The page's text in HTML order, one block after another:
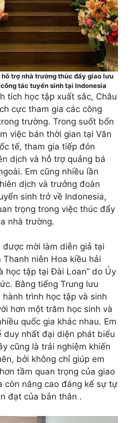
trợ nhà trường thúc đẩy giao lưu
tác tuyển sinh tại Indonesia
tích học tập xuất sắc, Châu
cực tham gia các công
trường. Trong suốt bốn
việc bán thời gian tại Văn
tế, tham gia tiếp đón
dịch và hỗ trợ quảng bá
Em cũng nhiều lần
dịch và trưởng đoàn
sinh trở về Indonesia,
trọng trong việc thúc đẩy
nhà trường.
được mời làm diễn giả tại
Thanh niên Hoa kiều hải
học tập tại Đài Loan” do Ủy
Bằng tiếng Trung lưu
trình học tập và sinh
hơn một trăm học sinh và
quốc gia khác nhau. Em
duy nhất đại diện phát biểu
cũng là trải nghiệm khiến
bởi không chỉ giúp em
tầm quan trọng của giao
còn nâng cao đáng kể sự tự
đạt của bản thân .